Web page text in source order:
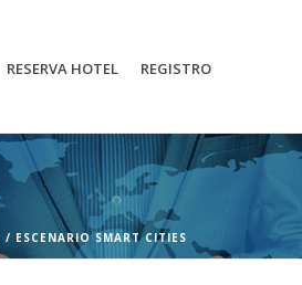
RESERVA HOTEL REGISTRO
/ ESCENARIO SMART CITIES